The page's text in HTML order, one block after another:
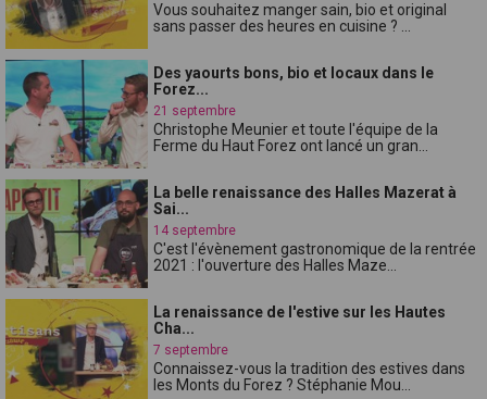
Vous souhaitez manger sain, bio et original
sans passer des heures en cuisine ? ...
Des yaourts bons, bio et locaux dans le
Forez...
21 septembre
Christophe Meunier et toute l'équipe de la
Ferme du Haut Forez ont lancé un gran...
La belle renaissance des Halles Mazerat à
Sai...
14 septembre
C'est l'évènement gastronomique de la rentrée
2021 : l'ouverture des Halles Maze...
La renaissance de l'estive sur les Hautes
Cha...
7 septembre
Connaissez-vous la tradition des estives dans
les Monts du Forez ? Stéphanie Mou...